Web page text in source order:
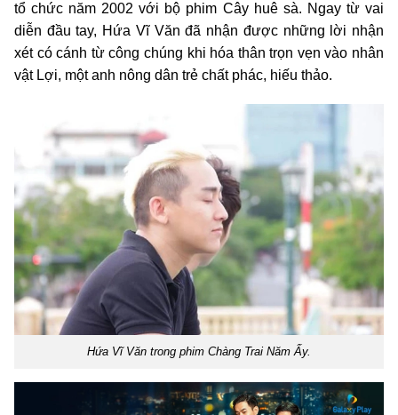
tổ chức năm 2002 với bộ phim Cây huê sà. Ngay từ vai
diễn đầu tay, Hứa Vĩ Văn đã nhận được những lời nhận
xét có cánh từ công chúng khi hóa thân trọn vẹn vào nhân
vật Lợi, một anh nông dân trẻ chất phác, hiếu thảo.
Hứa Vĩ Văn trong phim Chàng Trai Năm Ấy.